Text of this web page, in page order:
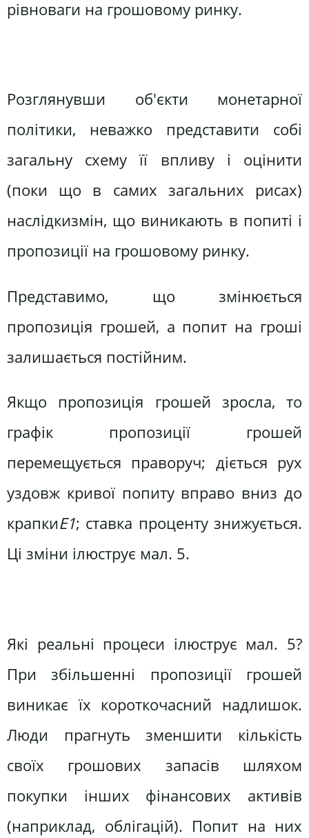
рівноваги на грошовому ринку.
Розглянувши об'єкти монетарної
політики, неважко представити собі
загальну схему її впливу і оцінити
(поки що в самих загальних рисах)
наслідкизмін, що виникають в попиті і
пропозиції на грошовому ринку.
Представимо, що змінюється
пропозиція грошей, а попит на гроші
залишається постійним.
Якщо пропозиція грошей зросла, то
графік пропозиції грошей
перемещується праворуч; діється рух
уздовж кривої попиту вправо вниз до
крапкиЕ1; ставка проценту знижується.
Ці зміни iлюструє мал. 5.
Які реальні процеси iлюструє мал. 5?
При збільшенні пропозиції грошей
виникає їх короткочасний надлишок.
Люди прагнуть зменшити кількість
своїх грошових запасів шляхом
покупки інших фінансових активів
(наприклад, облігацій). Попит на них